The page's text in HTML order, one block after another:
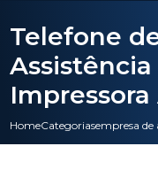
HomeCategoriasempresa de
Telefone